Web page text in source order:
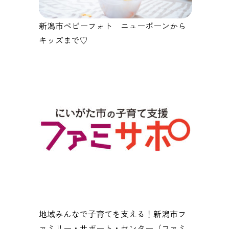
新潟市ベビーフォト ニューボーンから
キッズまで♡
地域みんなで子育てを支える！新潟市フ